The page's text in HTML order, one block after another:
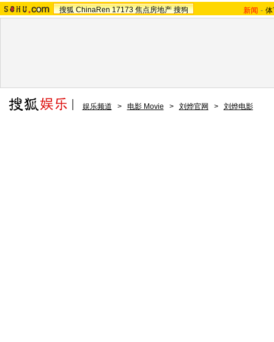
搜狐 ChinaRen 17173 焦点房地产 搜狗 新闻 -
娱乐频道 > 电影 Movie > 刘烨官网 > 刘烨电影